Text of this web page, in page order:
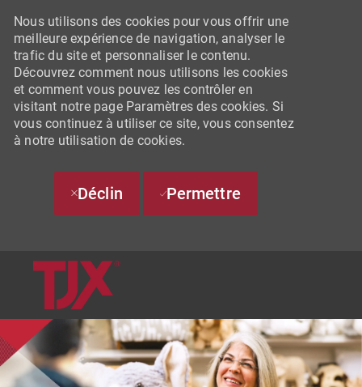
SKIP TO MAIN CONTENT
Nous utilisons des cookies pour vous offrir une
meilleure expérience de navigation, analyser le
trafic du site et personnaliser le contenu.
Découvrez comment nous utilisons les cookies
et comment vous pouvez les contrôler en
visitant notre page Paramètres des cookies. Si
vous continuez à utiliser ce site, vous consentez
à notre utilisation de cookies.
Déclin Permettre